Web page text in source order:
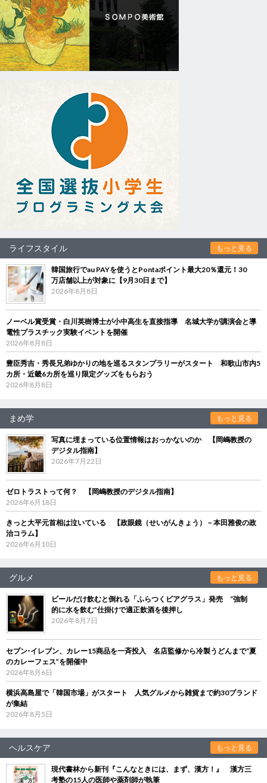
ライフスタイル もっと見る
韓国旅行でau PAYを使うとPontaポイント最大20％還元！30
万店舗以上が対象に【9月30日まで】
2026年8月8日
ノーベル賞受賞・白川英樹博士が小中高生を直接指導 名城大学が講演会と導
電性プラスチック実験イベントを開催
2026年8月8日
豊臣秀吉・秀長兄弟ゆかりの地を巡るスタンプラリーがスタート 和歌山市内5
カ所・近畿6カ所を巡り限定グッズをもらおう
2026年8月8日
まめ学 もっと見る
写真に埋まっている位置情報はおっかないのか 【岡嶋教授の
デジタル指南】
2026年7月22日
ゼロトラストって何？ 【岡嶋教授のデジタル指南】
2026年6月18日
きっと大平元首相は泣いている 【政眼鏡（せいがんきょう）－本田雅俊の政
治コラム】
2026年6月10日
グルメ もっと見る
ビールだけ飲むと倒れる「ふらつくビアグラス」発売 “強制
的に水を飲む”仕掛けで適正飲酒を後押し
2026年8月7日
セブン‐イレブン、カレー15商品を一斉投入 名店監修から冷製うどんまで“夏
のカレーフェス”を開催中
2026年8月6日
横浜高島屋で「韓国市場」がスタート 人気グルメから雑貨まで約30ブランド
が集結
2026年8月5日
ヘルスケア もっと見る
現代書林から新刊『こんなときには、まず、漢方！』 漢方三
考塾の15人の医師や薬剤師が執筆